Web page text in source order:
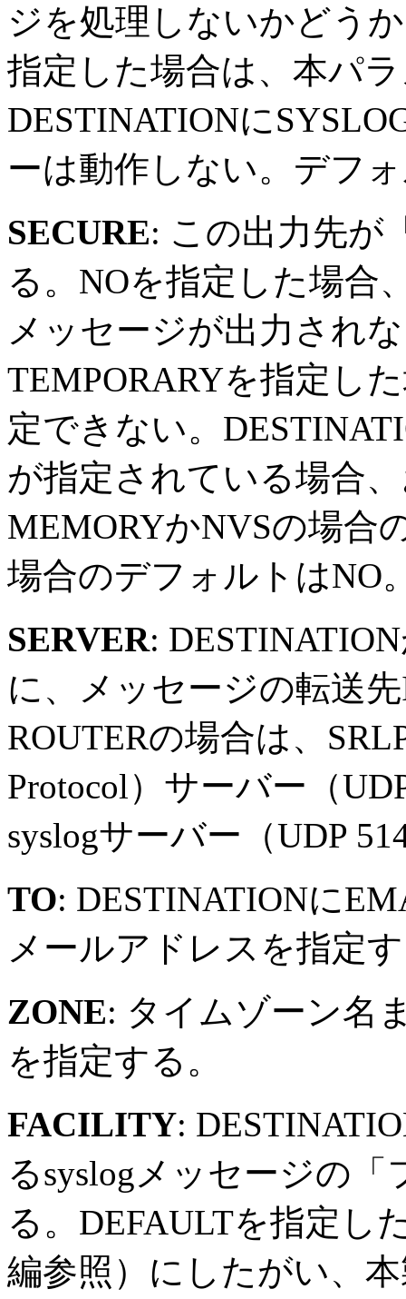
ジを処理しないかどう
指定した場合は、本パ
DESTINATIONに
ーは動作しない。デフ
SECURE: この出力先が
る。NOを指定した場合
メッセージが出力され
TEMPORARYを指定し
定できない。
が指定されている場合
MEMORYかNVSの場合
場合のデフォルトはNO
SERVER:
に、メッセージの転送
ROUTERの場合は、
Protocol）サーバー（
syslogサーバー（UDP
TO: DESTINATIONに
メールアドレスを指定
ZONE: タイムゾーン名
を指定する。
FACILITY:
るsyslogメッセージの
る。DEFAULTを指定し
編参照）にしたがい、